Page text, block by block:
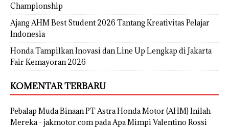
Championship
Ajang AHM Best Student 2026 Tantang Kreativitas Pelajar
Indonesia
Honda Tampilkan Inovasi dan Line Up Lengkap di Jakarta
Fair Kemayoran 2026
KOMENTAR TERBARU
Pebalap Muda Binaan PT Astra Honda Motor (AHM) Inilah
Mereka - jakmotor.compadaApa Mimpi Valentino Rossi